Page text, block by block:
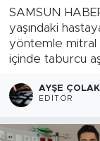
SAMSUN
yaşındaki
yöntemle mitral
içinde taburcu
AYŞE ÇOLAK
EDITÖR
Süper Lig
Tüm
Son